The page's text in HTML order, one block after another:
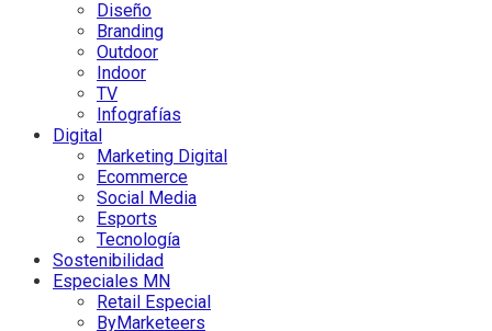
Diseño
Branding
Outdoor
Indoor
TV
Infografías
Digital
Marketing Digital
Ecommerce
Social Media
Esports
Tecnología
Sostenibilidad
Especiales MN
Retail Especial
ByMarketeers